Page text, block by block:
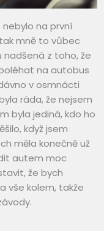
na první
mně to vůbec
z toho, že
na autobus
v osmnácti
ráda, že nejsem
byla jediná, kdo ho
když jsem
měla konečně už
autem moc
že bych
vše kolem, takže